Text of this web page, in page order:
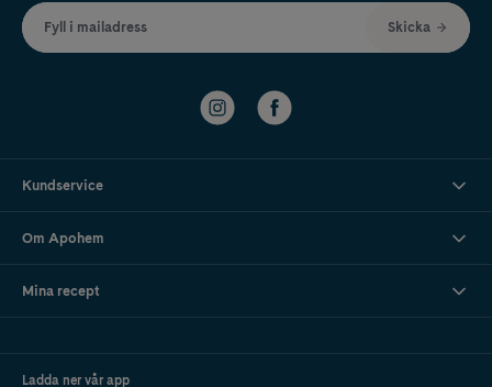
Fyll i mailadress Skicka
Kundservice
Om Apohem
Mina recept
Ladda ner vår app